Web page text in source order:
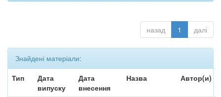
назад 1 далі
Знайдені матеріали:
Тип
Дата
випуску
Дата
внесення
Назва Автор(и)